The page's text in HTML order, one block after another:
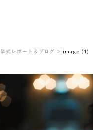
挙式レポート＆ブログ ＞ image (1)